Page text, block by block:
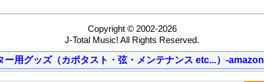
Copyright © 2002-2026
J-Total Music! All Rights Reserved.
ー用グッズ（カポタスト・弦・メンテナンス etc...）-